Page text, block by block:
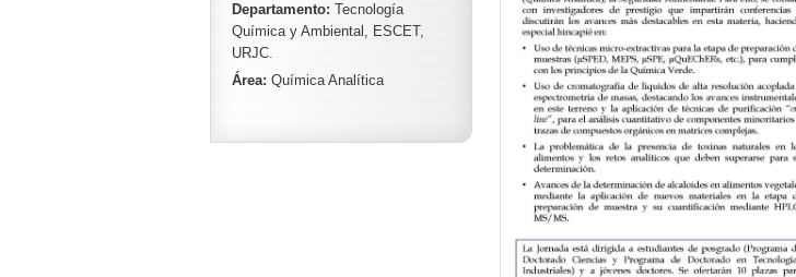
Departamento: Tecnología
Química y Ambiental, ESCET,
URJC.
Área: Química Analítica